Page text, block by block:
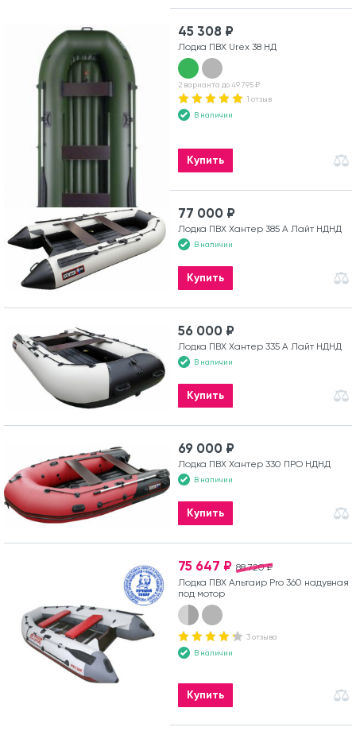
45 308 ₽
Лодка ПВХ Urex 38 НД
2 варианта до 49 795 ₽
1 отзыв
В наличии
Купить
77 000 ₽
Лодка ПВХ Хантер 385 А Лайт НДНД
В наличии
Купить
56 000 ₽
Лодка ПВХ Хантер 335 А Лайт НДНД
В наличии
Купить
69 000 ₽
Лодка ПВХ Хантер 330 ПРО НДНД
В наличии
Купить
88 720 ₽
75 647 ₽
Лодка ПВХ Альтаир Pro 360 надувная
под мотор
3 отзыва
В наличии
Купить